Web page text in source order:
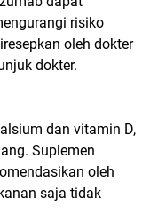
risiko
oleh dokter
dokter.
dan vitamin D,
Suplemen
oleh
saja tidak